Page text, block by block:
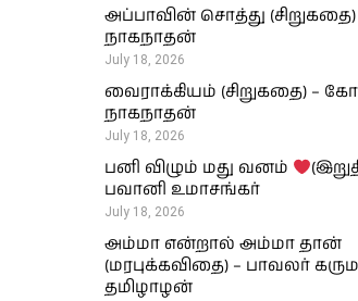
அப்பாவின் சொத்து
நாகநாதன்
July 18, 2026
வைராக்கியம் (சிறுகதை) –
நாகநாதன்
July 18, 2026
பனி விழும் மது வனம்
பவானி உமாசங்கர்
July 18, 2026
அம்மா என்றால் அம்மா தான்
(மரபுக்கவிதை) – பாவலர்
தமிழாழன்